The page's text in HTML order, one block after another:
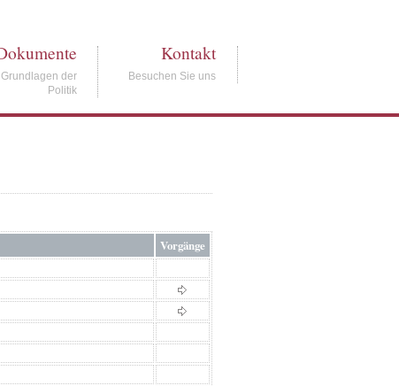
Grundlagen der
Politik
Kontakt
Besuchen Sie uns
Vorgänge